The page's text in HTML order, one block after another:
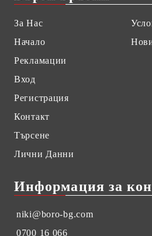
За Нас
Начало
Рекламации
Вход
Регистрация
Контакт
Търсене
Лични Данни
Информация за
niki@boro-bg.com
0700 16 066